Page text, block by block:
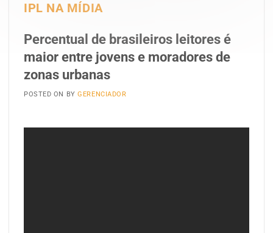
IPL NA MÍDIA
Percentual de brasileiros leitores é
maior entre jovens e moradores de
zonas urbanas
POSTED ON BYGERENCIADOR